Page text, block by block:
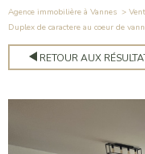
Agence immobilière à Vannes
duplex de caractere au coeur de
RETOUR AUX